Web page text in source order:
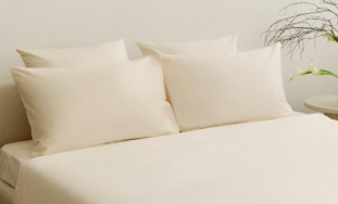
РАСПРОДАЖА
ПОСУДА И СЕРВИРОВКА
ТЕКСТИЛЬ ДЛЯ ДОМА
ДЕКОР ДЛЯ ДОМА